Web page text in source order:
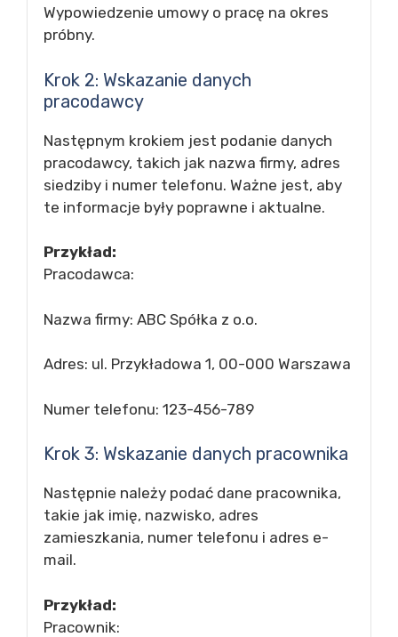
Wypowiedzenie umowy o pracę na okres
próbny.
Krok 2: Wskazanie danych
pracodawcy
Następnym krokiem jest podanie danych
pracodawcy, takich jak nazwa firmy, adres
siedziby i numer telefonu. Ważne jest, aby
te informacje były poprawne i aktualne.
Przykład:
Pracodawca:
Nazwa firmy: ABC Spółka z o.o.
Adres: ul. Przykładowa 1, 00-000 Warszawa
Numer telefonu: 123-456-789
Krok 3: Wskazanie danych pracownika
Następnie należy podać dane pracownika,
takie jak imię, nazwisko, adres
zamieszkania, numer telefonu i adres e-
mail.
Przykład:
Pracownik: